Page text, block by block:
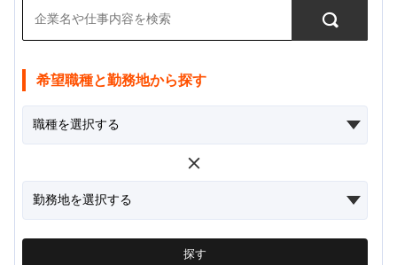
希望職種と勤務地から探す
探す